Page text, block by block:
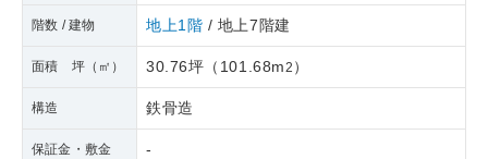
階数 / 建物 地上1階 / 地上7階建
面積 坪（㎡） 30.76坪 （ 101.68m2 ）
構造 鉄骨造
保証金・敷金 -